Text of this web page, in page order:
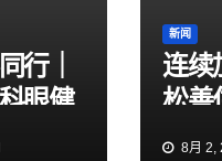
行｜
眼健
式启
新闻
连续
松善
了8月 2,